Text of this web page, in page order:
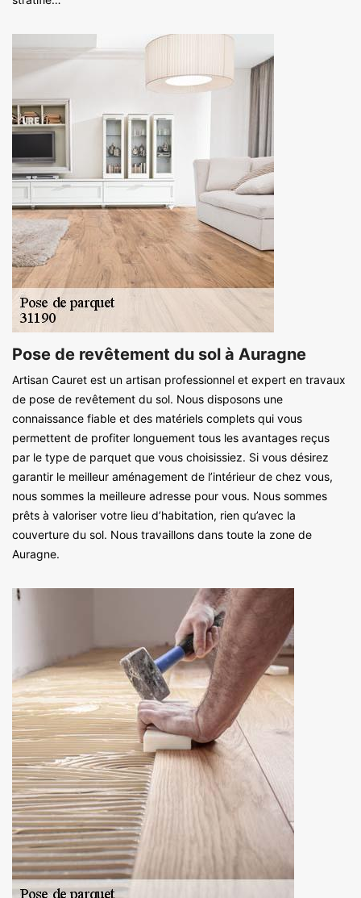
Pose de revêtement du sol à Auragne
Artisan Cauret est un artisan professionnel et expert en travaux
de pose de revêtement du sol. Nous disposons une
connaissance fiable et des matériels complets qui vous
permettent de profiter longuement tous les avantages reçus
par le type de parquet que vous choisissiez. Si vous désirez
garantir le meilleur aménagement de l’intérieur de chez vous,
nous sommes la meilleure adresse pour vous. Nous sommes
prêts à valoriser votre lieu d’habitation, rien qu’avec la
couverture du sol. Nous travaillons dans toute la zone de
Auragne.